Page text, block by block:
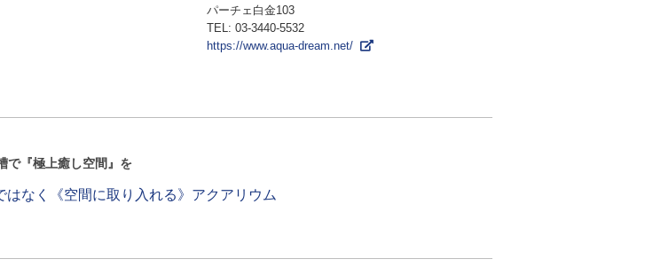
パーチェ白金103
TEL: 03-3440-5532
https://www.aqua-dream.net/
で『極上癒し空間』を
はなく《空間に取り入れる》アクアリウム